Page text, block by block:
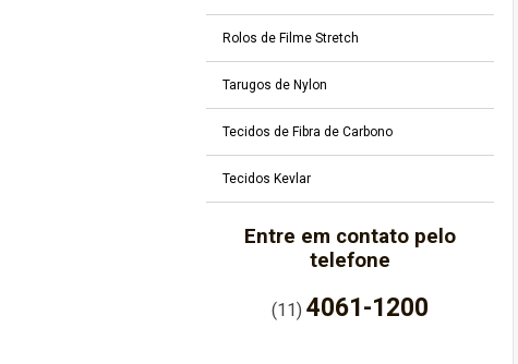
Rolos de Filme Stretch
Tarugos de Nylon
Tecidos de Fibra de Carbono
Tecidos Kevlar
Entre em contato pelo
telefone
(11)4061-1200